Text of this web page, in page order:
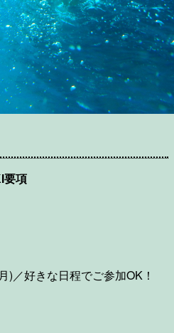
要項
)／好きな日程でご参加OK！